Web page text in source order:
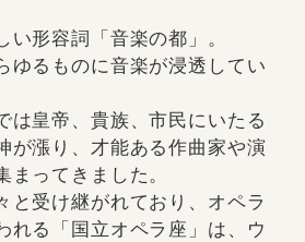
い形容詞「音楽の都」。
ゆるものに音楽が浸透してい
は皇帝、貴族、市民にいたる
が漲り、才能ある作曲家や演
まってきました。
と受け継がれており、オペラ
れる「国立オペラ座」は、ウ